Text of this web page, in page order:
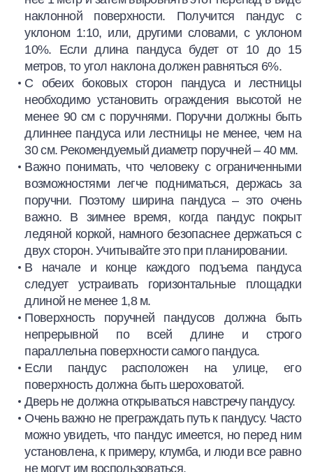
наклонной поверхности. Получится пандус с
уклоном 1:10, или, другими словами, с уклоном
10%. Если длина пандуса будет от 10 до 15
метров, то угол наклона должен равняться 6%.
С обеих боковых сторон пандуса и лестницы
необходимо установить ограждения высотой не
менее 90 см с поручнями. Поручни должны быть
длиннее пандуса или лестницы не менее, чем на
30 см. Рекомендуемый диаметр поручней – 40 мм.
Важно понимать, что человеку с ограниченными
возможностями легче подниматься, держась за
поручни. Поэтому ширина пандуса – это очень
важно. В зимнее время, когда пандус покрыт
ледяной коркой, намного безопаснее держаться с
двух сторон. Учитывайте это при планировании.
В начале и конце каждого подъема пандуса
следует устраивать горизонтальные площадки
длиной не менее 1,8 м.
Поверхность поручней пандусов должна быть
непрерывной по всей длине и строго
параллельна поверхности самого пандуса.
Если пандус расположен на улице, его
поверхность должна быть шероховатой.
Дверь не должна открываться навстречу пандусу.
Очень важно не преграждать путь к пандусу. Часто
можно увидеть, что пандус имеется, но перед ним
установлена, к примеру, клумба, и люди все равно
не могут им воспользоваться.